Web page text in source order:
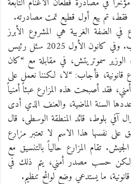
فقط، تم بيع أول قطيع تمت مصادرته.
الضفة الغربية هي المشروع الأبرز
للمستوطنين منذ بداية الحرب. وفي كانون الأول 2025 سئل رئيس
الوزير سموتريتش، في مقابلة مع “كان
قانونية، فأجاب: “لا، لكننا نعمل على
فقد أصبحت هذه المزارع عبئاً أمنياً
السنة الماضية، والعنف الذي أدى
آفي بلوط، قائد المنطقة الوسطى، قال
على نفسها هذا الاسم لا تعتبر مزارع
تقام المزارع حالياً بالتنسيق مع
ولكن حسب مصدر أمني، يتم ذلك في
ما يستدعي وضع لوائح تنظيم.